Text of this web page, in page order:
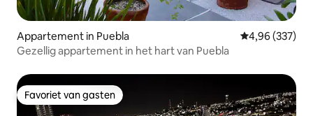
Appartement in Puebla Gemiddelde
4,96 (337)
Gezellig appartement in het hart van Puebla
Favoriet van gasten
Favoriet van gasten